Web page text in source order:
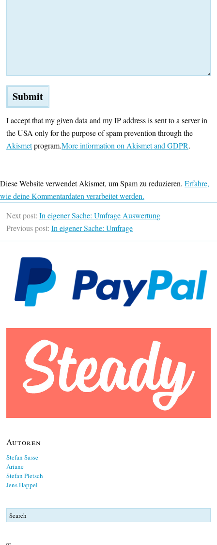
I accept that my given data and my IP address is sent to a server in
the USA only for the purpose of spam prevention through the
Akismetprogram.More information on Akismet and GDPR.
Diese Website verwendet Akismet, um Spam zu reduzieren. Erfahre,
wie deine Kommentardaten verarbeitet werden.
Next post: In eigener Sache: Umfrage Auswertung
Previous post: In eigener Sache: Umfrage
Autoren
Stefan Sasse
Ariane
Stefan Pietsch
Jens Happel